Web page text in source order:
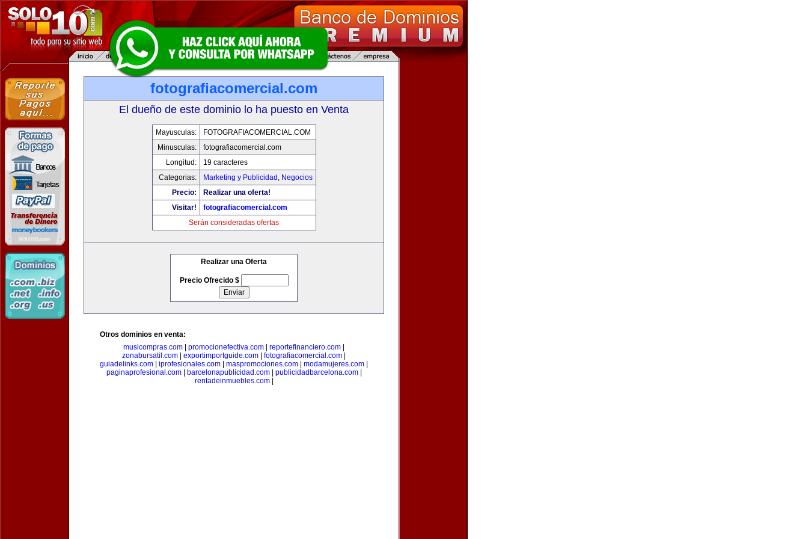
fotografiacomercial.com
El dueño de este dominio lo ha puesto en Venta
Mayusculas:
FOTOGRAFIACOMERCIAL.COM
Minusculas:
fotografiacomercial.com
Longitud:
19 caracteres
Categorias:
Marketing y Publicidad , Negocios
Precio:
Realizar una oferta!
Visitar!
fotografiacomercial.com
Serán consideradas ofertas
Realizar una Oferta
Precio Ofrecido $
Otros dominios en venta:
musicompras.com
promocionefectiva.com reportefinanciero.com
zonabursatil.com
exportimportguide.com fotografiacomercial.com
guiadelinks.com
iprofesionales.com maspromociones.com modamujeres.com
paginaprofesional.com| barcelonapublicidad.com| publicidadbarcelona.com|
rentadeinmuebles.com|